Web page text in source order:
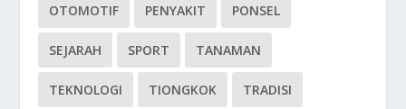
OTOMOTIF PENYAKIT PONSEL
SEJARAH SPORT TANAMAN
TEKNOLOGI TIONGKOK TRADISI